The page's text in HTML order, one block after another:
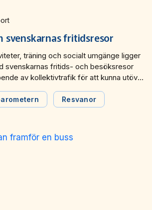
svenskarnas fritidsresor
träning och socialt umgänge ligger
svenskarnas fritids- och besöksresor
av kollektivtrafik för att kunna utöva
som visar att det finns stora
att öka andelen fritidsresor, bland
Resvanor